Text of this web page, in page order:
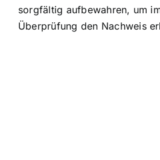
sorgfältig aufbewahren, um
Überprüfung den Nachweis